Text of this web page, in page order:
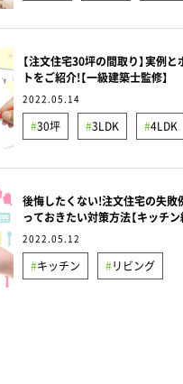
無垢材 ダイニング
ガレージ 吹抜け ペッ
ッキ 20坪
動線
屋根裏/ロフト
洗面所/脱衣所 玄関
リビング 収納 和
土地
屋根裏/ロフト 平屋
断熱 費用・相場
間取り
【注文住宅30坪の間取り】実例と
トをご紹介!【一級建築士監修】
2022.05.14
30坪 3LDK 4LDK
ファミリークローゼット
ランドリールーム
収納 吹抜け
後悔したくない!注文住宅の失敗
っておきたい対策方法【キッチン
2022.05.12
キッチン リビング